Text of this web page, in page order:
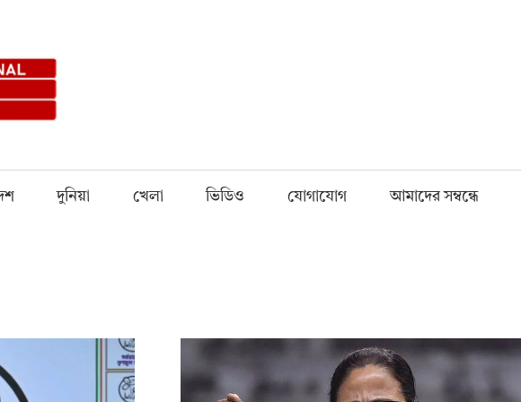
দুনিয়া খেলা ভিডিও যোগাযোগ আমাদের সম্বন্ধে